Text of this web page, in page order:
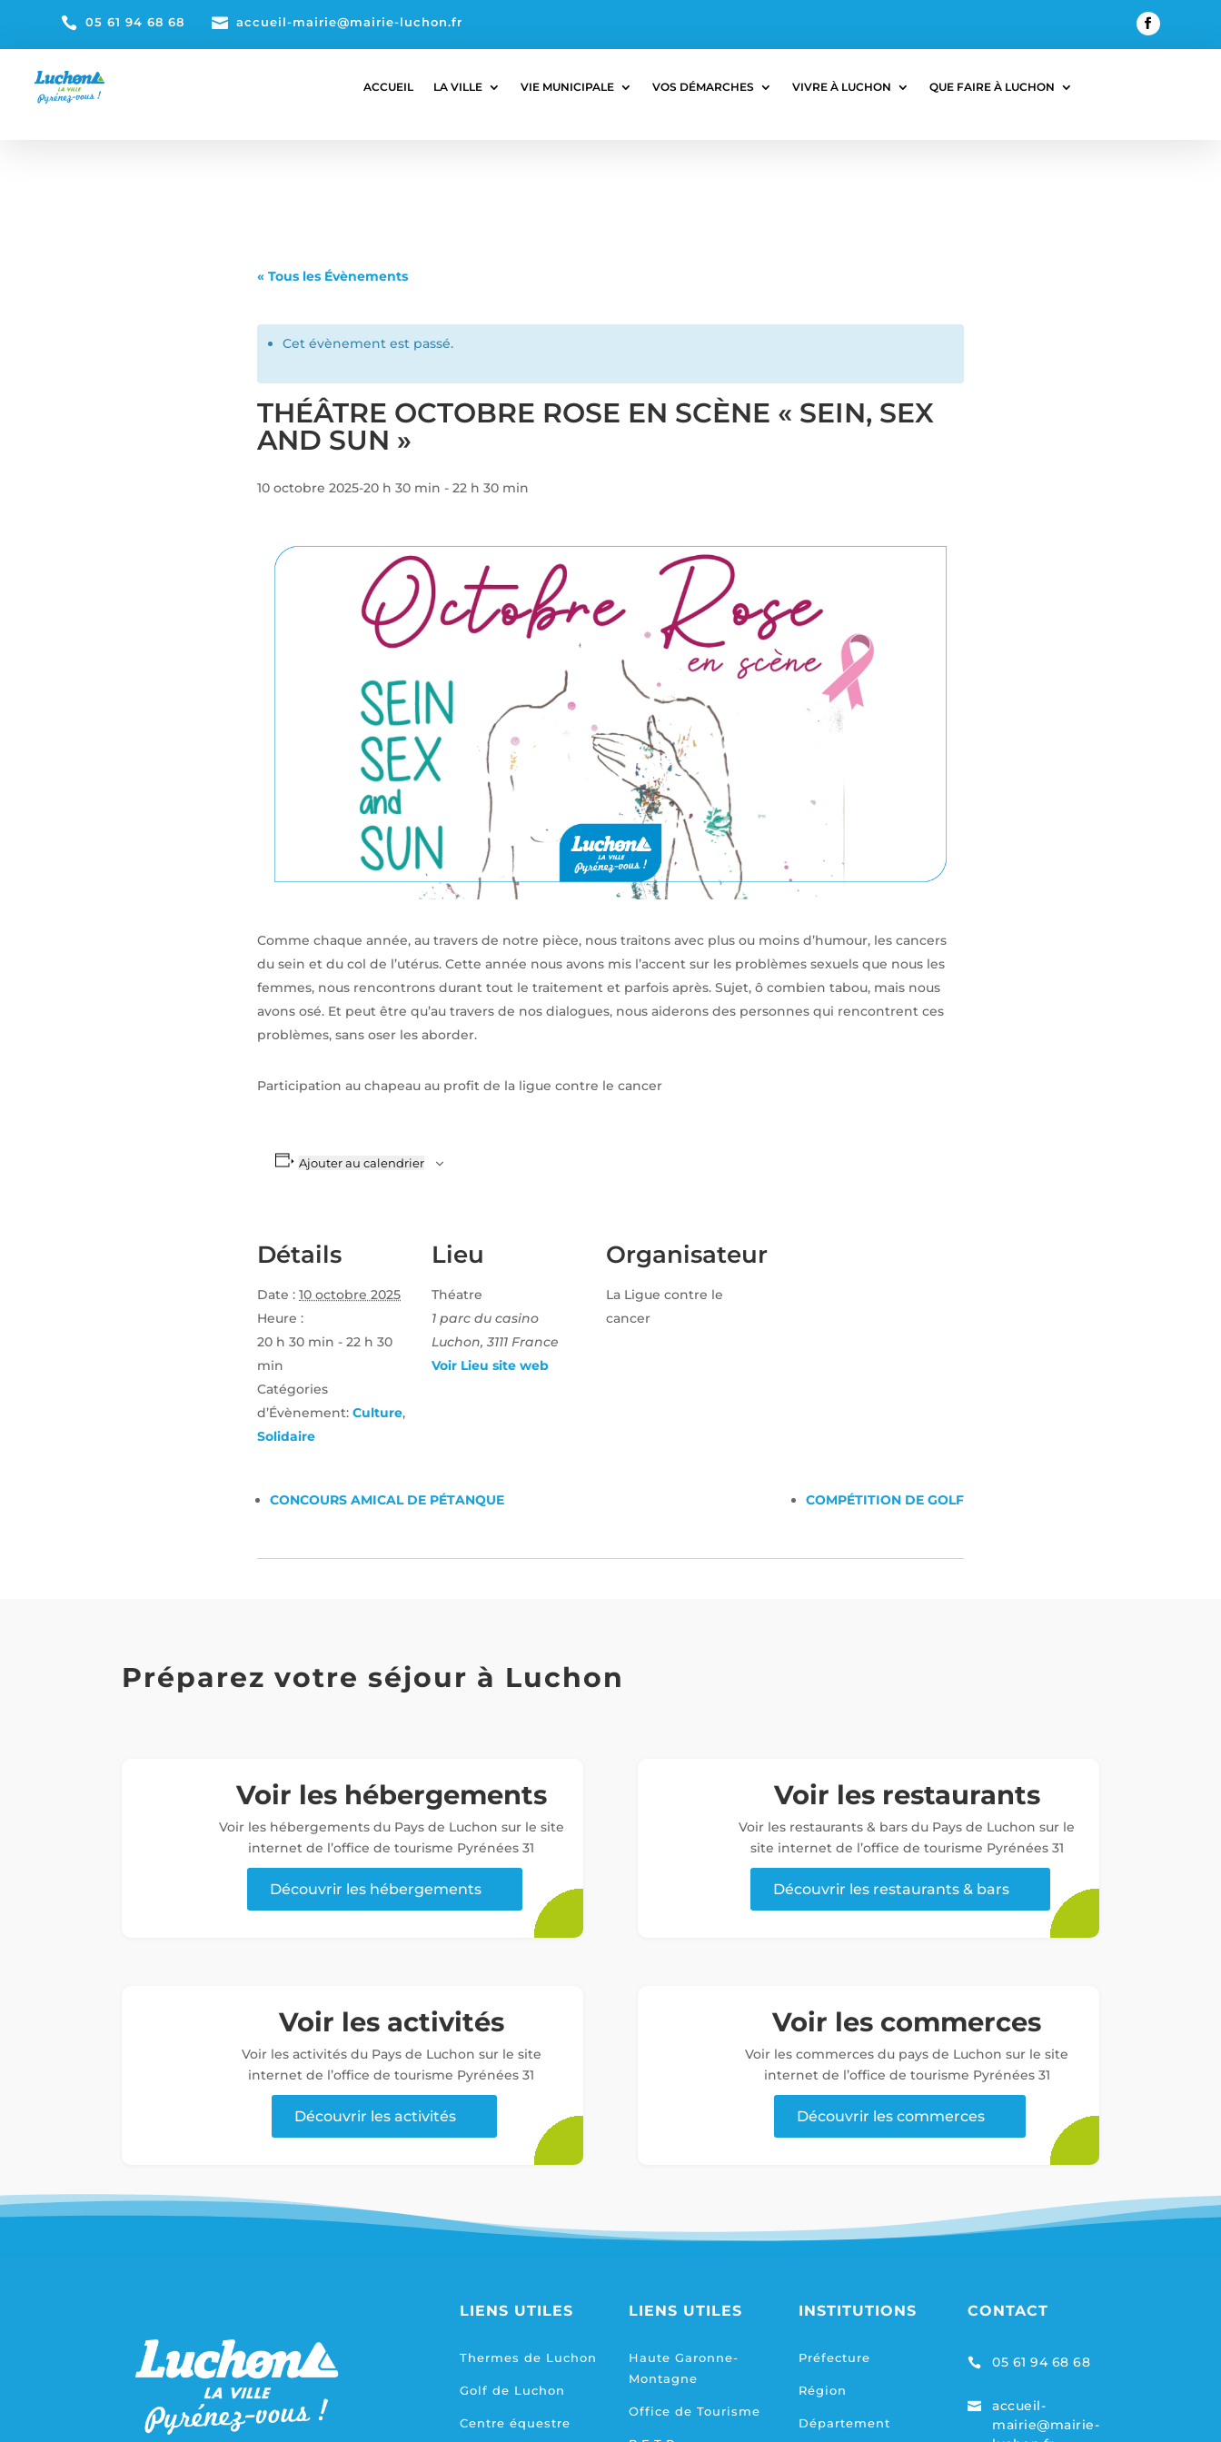
 05 61 94 68 68  accueil-mairie@mairie-luchon.fr
ACCUEIL LA VILLE VIE MUNICIPALE VOS DÉMARCHES VIVRE À LUCHON QUE FAIRE À LUCHON
« Tous les Évènements
Cet évènement est passé.
THÉÂTRE OCTOBRE ROSE EN SCÈNE « SEIN, SEX
AND SUN »
10 octobre 2025-20 h 30 min -22 h 30 min
Comme chaque année, au travers de notre pièce, nous traitons avec plus ou moins d’humour, les cancers
du sein et du col de l’utérus. Cette année nous avons mis l’accent sur les problèmes sexuels que nous les
femmes, nous rencontrons durant tout le traitement et parfois après. Sujet, ô combien tabou, mais nous
avons osé. Et peut être qu’au travers de nos dialogues, nous aiderons des personnes qui rencontrent ces
problèmes, sans oser les aborder.
Participation au chapeau au profit de la ligue contre le cancer
Ajouter au calendrier
Détails
Date : 10 octobre 2025
Heure :
20 h 30 min - 22 h 30
min
Catégories
d’Évènement: Culture,
Solidaire
Lieu
Théatre
1 parc du casino
Luchon, 3111 France
Voir Lieu site web
Organisateur
La Ligue contre le
cancer
CONCOURS AMICAL DE PÉTANQUE COMPÉTITION DE GOLF
Préparez votre séjour à Luchon
Voir les hébergements
Voir les hébergements du Pays de Luchon sur le site
internet de l’office de tourisme Pyrénées 31
Découvrir les hébergements
Voir les restaurants
Voir les restaurants & bars du Pays de Luchon sur le
site internet de l’office de tourisme Pyrénées 31
Découvrir les restaurants & bars
Voir les activités
Voir les activités du Pays de Luchon sur le site
internet de l’office de tourisme Pyrénées 31
Découvrir les activités
Voir les commerces
Voir les commerces du pays de Luchon sur le site
internet de l’office de tourisme Pyrénées 31
Découvrir les commerces
LIENS UTILES
Thermes de Luchon
Golf de Luchon
Centre équestre
LIENS UTILES
Haute Garonne-
Montagne
Office de Tourisme
INSTITUTIONS
Préfecture
Région
Département
CONTACT
 05 61 94 68 68

accueil-
mairie@mairie-